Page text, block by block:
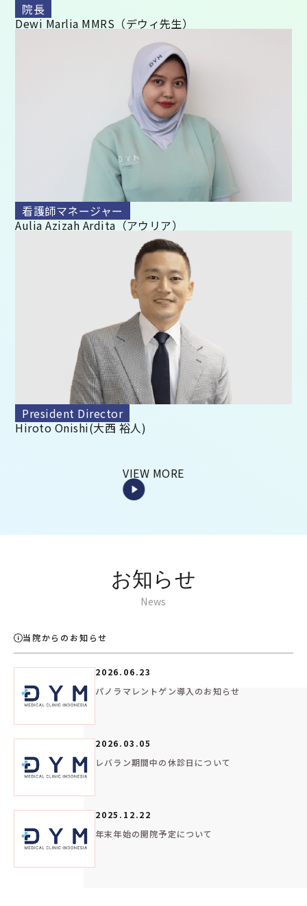
院長
Dewi Marlia MMRS（デウィ先生）
看護師マネージャー
Aulia Azizah Ardita（アウリア）
President Director
Hiroto Onishi(大西 裕人)
VIEW MORE
お知らせ
News
当院からのお知らせ
2026.06.23
パノラマレントゲン導入のお知らせ
2026.03.05
レバラン期間中の休診日について
2025.12.22
年末年始の開院予定について